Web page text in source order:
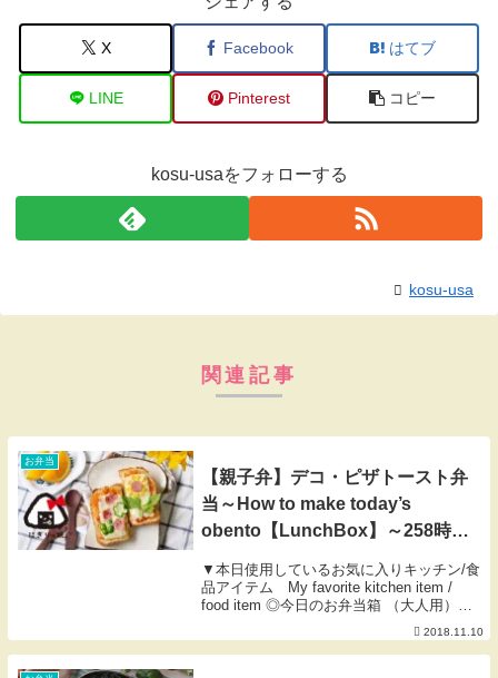
X Facebook はてブ
LINE Pinterest コピー
kosu-usaをフォローする
kosu-usa
関連記事
お弁当
【親子弁】デコ・ピザトースト弁
当～How to make today’s
obento【LunchBox】～258時限
▼本日使用しているお気に入りキッチン/食
品アイテム My favorite kitchen item /
food item ◎今日のお弁当箱 （大人用）
雅竹 すす竹アジロ編おむすび篭 ◎Arte
Legno ｜ アルテレニョ のカッテ...
2018.11.10